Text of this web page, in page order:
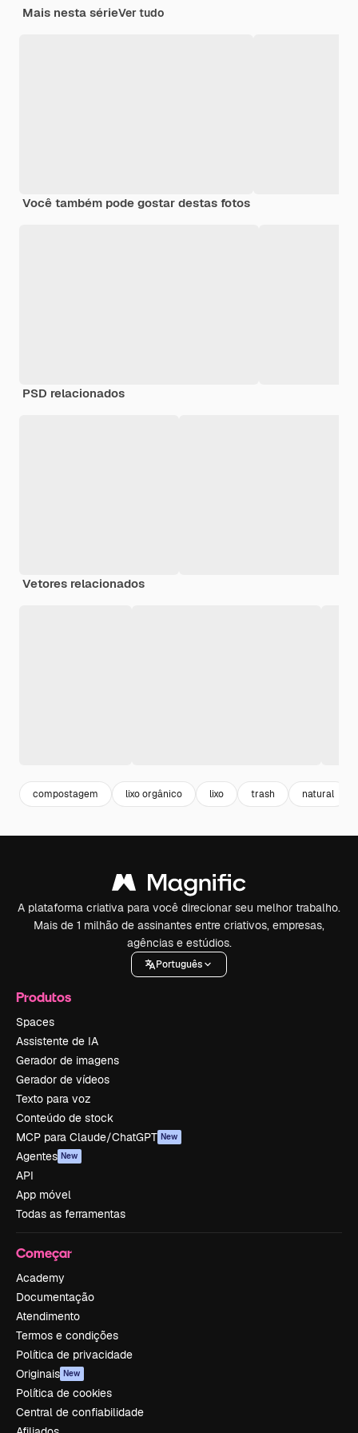
Mais nesta sérieVer tudo
Você também pode gostar destas fotos
PSD relacionados
Vetores relacionados
compostagem lixo orgânico lixo trash natural
A plataforma criativa para você direcionar seu melhor trabalho.
Mais de 1 milhão de assinantes entre criativos, empresas,
agências e estúdios.
Português
Produtos
Spaces
Assistente de IA
Gerador de imagens
Gerador de vídeos
Texto para voz
Conteúdo de stock
MCP para Claude/ChatGPT New
Agentes New
API
App móvel
Todas as ferramentas
Começar
Academy
Documentação
Atendimento
Termos e condições
Política de privacidade
Originais New
Política de cookies
Central de confiabilidade